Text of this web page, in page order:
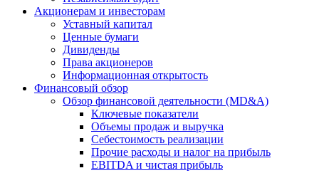
Акционерам и инвесторам
Уставный капитал
Ценные бумаги
Дивиденды
Права акционеров
Информационная открытость
Финансовый обзор
Обзор финансовой деятельности (MD&A)
Ключевые показатели
Объемы продаж и выручка
Себестоимость реализации
Прочие расходы и налог на прибыль
EBITDA и чистая прибыль